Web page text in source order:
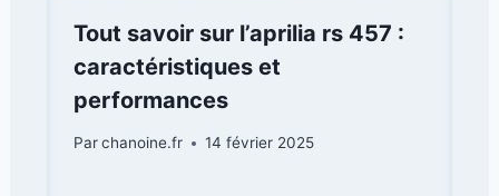
Tout savoir sur l’aprilia rs 457 :
caractéristiques et
performances
Parchanoine.fr 14 février 2025